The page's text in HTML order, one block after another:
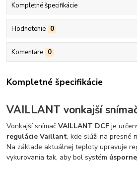
Kompletné špecifikácie
Hodnotenie 0
Komentáre 0
Kompletné špecifikácie
VAILLANT vonkajší
Vonkajší snímačVAILLANT DCF je
regulácie Vaillant, kde slúži na presné
Na základe aktuálnej teploty upravuje
vykurovania tak, aby bol systém